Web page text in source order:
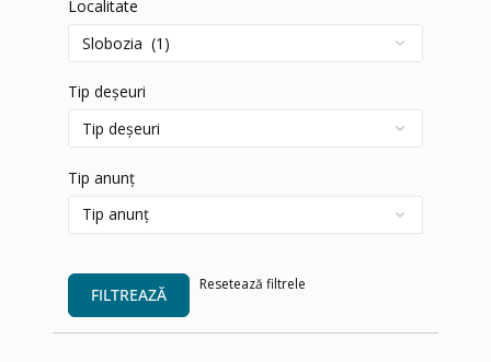
Localitate
Tip deșeuri
Tip anunț
FILTREAZĂ
Resetează filtrele